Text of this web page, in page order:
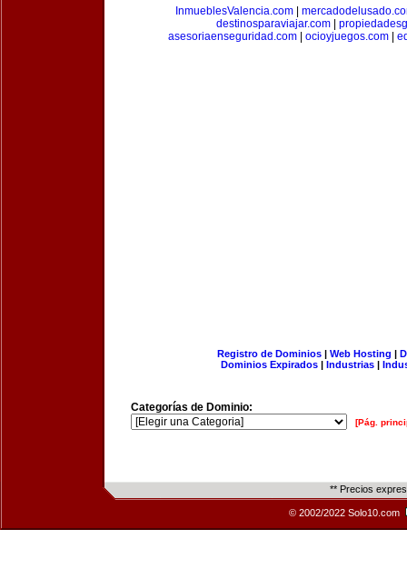
InmueblesValencia.com|
destinosparaviajar.com
asesoriaenseguridad.com
ocioyjuegos.com
Registro de Dominios| Web Hosting |
Dominios Expirados | Industrias |
Categorías de Dominio:
[Pág.
** Precios
© 2002/2022 Solo10.com